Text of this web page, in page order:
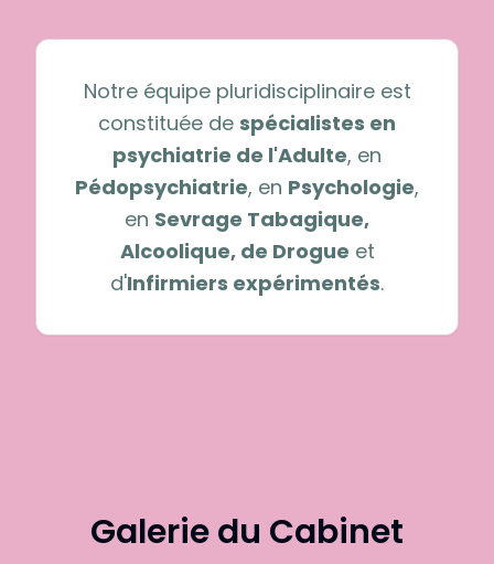
Notre équipe pluridisciplinaire est
constituée de spécialistes en
psychiatrie de l'Adulte, en
Pédopsychiatrie, en Psychologie,
en Sevrage Tabagique,
Alcoolique, de Drogue et
d'Infirmiers expérimentés.
Galerie du Cabinet